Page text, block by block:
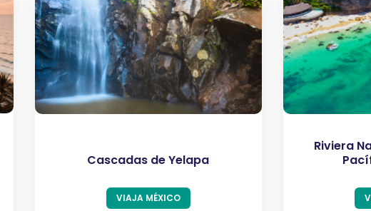
Cascadas de Yelapa
VIAJA MÉXICO
Riviera